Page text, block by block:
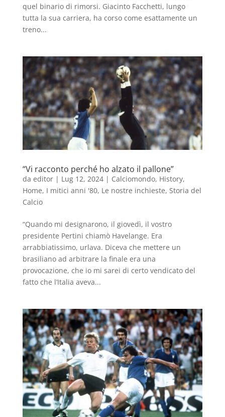
quel binario di rimorsi. Giacinto Facchetti, lungo
tutta la sua carriera, ha corso come esattamente un
treno...
“Vi racconto perché ho alzato il pallone”
da editor| Lug 12, 2024| Calciomondo, History,
Home, I mitici anni '80, Le nostre inchieste, Storia del
Calcio
“Quando mi designarono, il giovedì, il vostro
presidente Pertini chiamò Havelange. Era
arrabbiatissimo, urlava. Diceva che mettere un
brasiliano ad arbitrare la finale era una
provocazione, che io mi sarei di certo vendicato del
fatto che l’Italia aveva...